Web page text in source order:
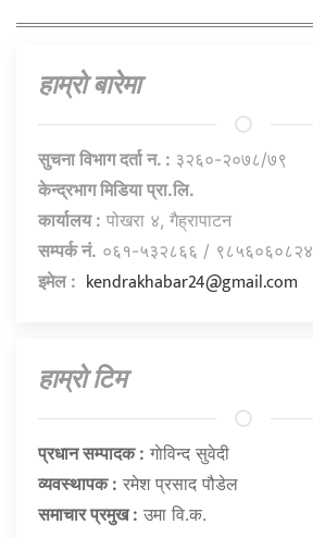
हाम्राे बारेमा
सुचना विभाग दर्ता न. : ३२६०-२०७८/७९
केन्द्रभाग मिडिया प्रा.लि.
कार्यालय : पोखरा ४, गैह्रापाटन
सम्पर्क नं. ०६१-५३२८६६ / ९८५६०६०८२४
इमेल : kendrakhabar24@gmail.com
हाम्राे टिम
प्रधान सम्पादक : गाेविन्द सुवेदी
व्यवस्थापक : रमेश प्रसाद पौडेल
समाचार प्रमुख : उमा वि.क.